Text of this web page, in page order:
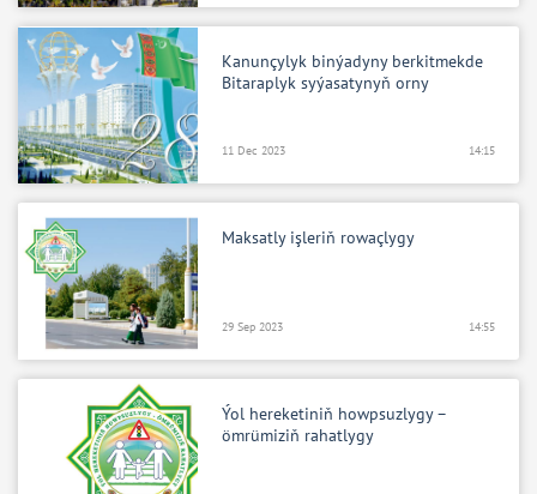
Kanunçylyk binýadyny berkitmekde
Bitaraplyk syýasatynyň orny
11 Dec 2023 14:15
Maksatly işleriň rowaçlygy
29 Sep 2023 14:55
Ýol hereketiniň howpsuzlygy –
ömrümiziň rahatlygy